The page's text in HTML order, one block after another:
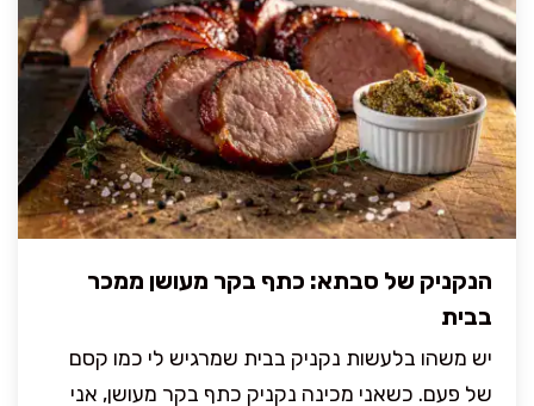
הנקניק של סבתא: כתף בקר מעושן ממכר
בבית
יש משהו בלעשות נקניק בבית שמרגיש לי כמו קסם
של פעם. כשאני מכינה נקניק כתף בקר מעושן, אני